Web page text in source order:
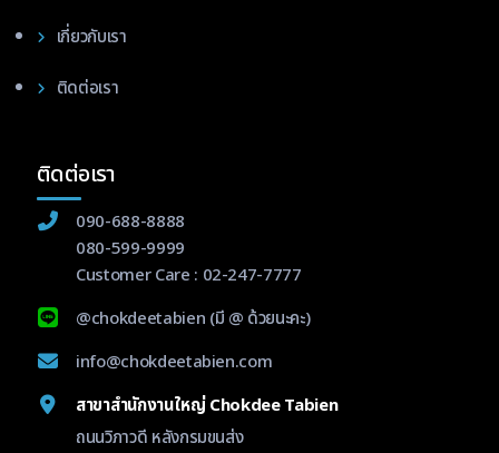
เกี่ยวกับเรา
ติดต่อเรา
ติดต่อเรา
090-688-8888
080-599-9999
Customer Care : 02-247-7777
@chokdeetabien (มี @ ด้วยนะคะ)
info@chokdeetabien.com
สาขาสำนักงานใหญ่ Chokdee Tabien
ถนนวิภาวดี หลังกรมขนส่ง